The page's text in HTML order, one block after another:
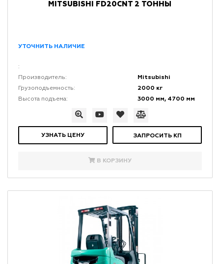
MITSUBISHI FD20CNT 2 ТОННЫ
УТОЧНИТЬ НАЛИЧИЕ
:
Производитель:
Mitsubishi
Грузоподъемность: 2000 кг
Высота подъема: 3000 мм, 4700 мм
УЗНАТЬ ЦЕНУ ЗАПРОСИТЬ КП
В КОРЗИНУ